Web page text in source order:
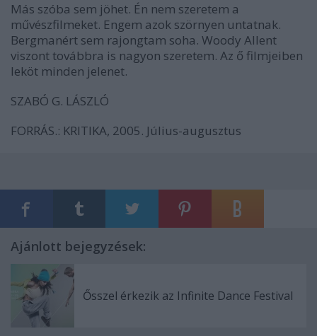
Más szóba sem jöhet. Én nem szeretem a
művészfilmeket. Engem azok szörnyen untatnak.
Bergmanért sem rajongtam soha. Woody Allent
viszont továbbra is nagyon szeretem. Az ő filmjeiben
leköt minden jelenet.
SZABÓ G. LÁSZLÓ
FORRÁS.: KRITIKA, 2005. Július-augusztus
Ajánlott bejegyzések:
Ősszel érkezik az Infinite Dance Festival